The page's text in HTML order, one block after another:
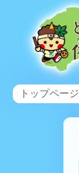
トップページ